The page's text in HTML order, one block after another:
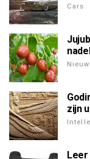
Cars
zijn